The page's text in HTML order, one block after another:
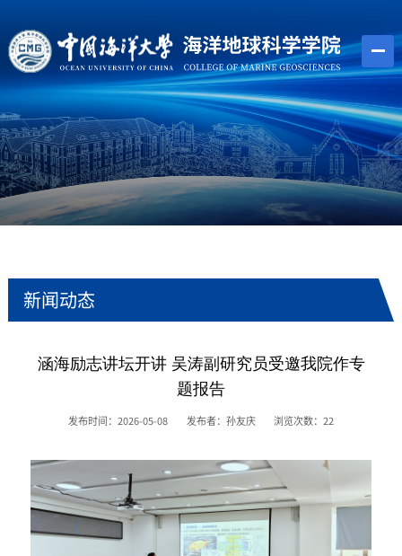
新闻动态
涵海励志讲坛开讲 吴涛副研究员受邀我院作专
题报告
发布时间：2026-05-08 发布者：孙友庆 浏览次数：22